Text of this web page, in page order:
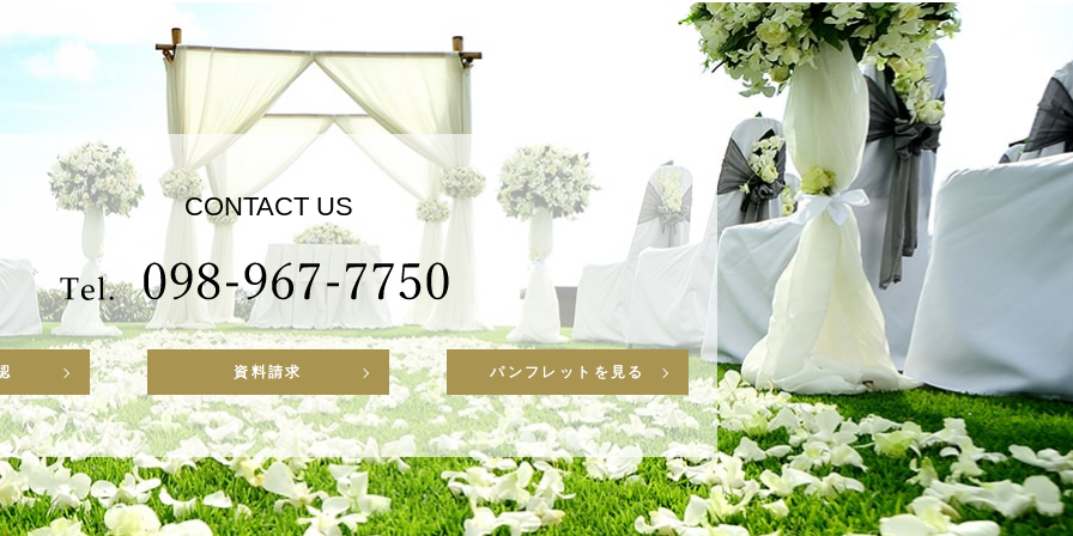
CONTACT US
資料請求 パンフレットを見る